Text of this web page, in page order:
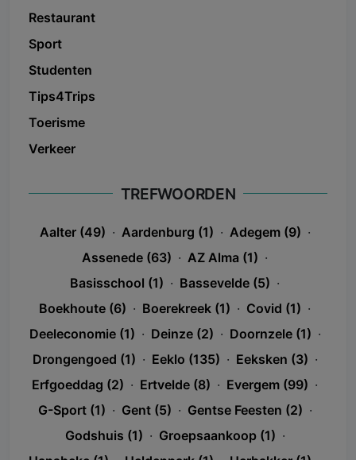
Restaurant
Sport
Studenten
Tips4Trips
Toerisme
Verkeer
TREFWOORDEN
Aalter (49) · Aardenburg (1) · Adegem (9) ·
Assenede (63) · AZ Alma (1) ·
Basisschool (1) · Bassevelde (5) ·
Boekhoute (6) · Boerekreek (1) · Covid (1) ·
Deeleconomie (1) · Deinze (2) · Doornzele (1) ·
Drongengoed (1) · Eeklo (135) · Eeksken (3) ·
Erfgoeddag (2) · Ertvelde (8) · Evergem (99) ·
G-Sport (1) · Gent (5) · Gentse Feesten (2) ·
Godshuis (1) · Groepsaankoop (1) ·